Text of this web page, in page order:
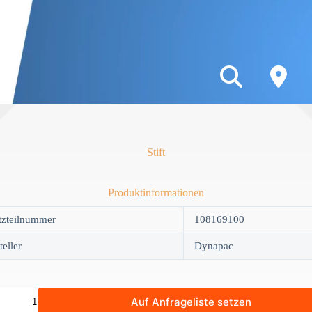
Stift
Produktinformationen
108169100
Dynapac
Auf Anfrageliste setzen